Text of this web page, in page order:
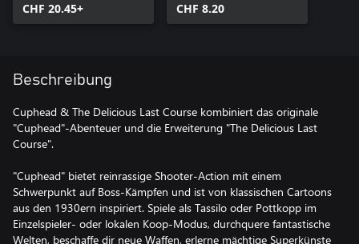
CHF 20.45+ CHF 8.20
Beschreibung
Cuphead & The Delicious Last Course kombiniert das originale
"Cuphead"-Abenteuer und die Erweiterung "The Delicious Last
Course".
"Cuphead" bietet reinrassige Shooter-Action mit einem
Schwerpunkt auf Boss-Kämpfen und ist von klassischen Cartoons
aus den 1930ern inspiriert. Spiele als Tassilo oder Pottkopp im
Einzelspieler- oder lokalen Koop-Modus, durchquere fantastische
Welten, beschaffe dir neue Waffen, erlerne mächtige Superkünste